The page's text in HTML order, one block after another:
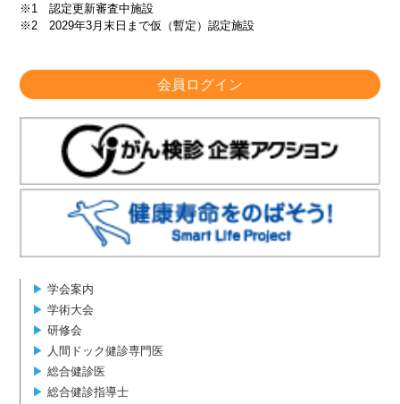
※1 認定更新審査中施設
※2 2029年3月末日まで仮（暫定）認定施設
会員ログイン
▶︎ 学会案内
▶︎ 学術大会
▶︎ 研修会
▶︎ 人間ドック健診専門医
▶︎ 総合健診医
▶︎ 総合健診指導士